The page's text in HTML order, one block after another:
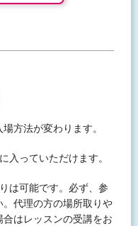
方法が変わります。
入っていただけます。
は可能です。必ず、参
代理の方の場所取りや
はレッスンの受講をお